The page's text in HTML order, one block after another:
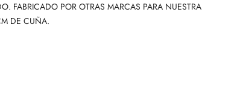
FABRICADO POR OTRAS MARCAS PARA NUESTRA
DE CUÑA.